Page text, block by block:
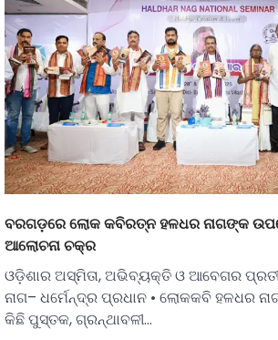
ବରଗଡ଼ରେ ଲୋକ କବିରତ୍ନ ହଳଧର ନାଗଙ୍କ
ଆଲୋଚନା ଚକ୍ର
ଓଡ଼ିଶାର ଅସ୍ମିତା, ଅଭିବ୍ୟକ୍ତି ଓ ଆବେଗର
ନାଗ– ଧର୍ମେନ୍ଦ୍ର ପ୍ରଧାନ • ଲୋକକବି ହଳଧର
କିଛି ପୁସ୍ତକ, ଗ୍ରନ୍ଥାବଳୀ…